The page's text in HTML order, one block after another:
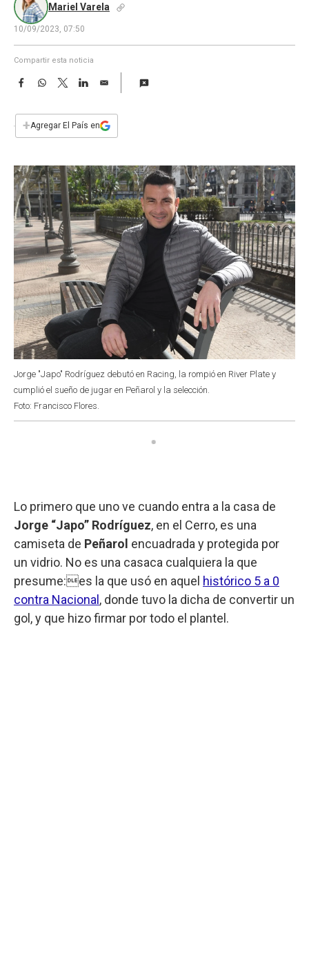
Mariel Varela
10/09/2023, 07:50
Compartir esta noticia
F
e
b
k
W
s
p
T
w
t
L
n
E
i
l
+Agregar El País en
Jorge "Japo" Rodríguez debutó en Racing, la rompió en River Plate y
cumplió el sueño de jugar en Peñarol y la selección.
Foto: Francisco Flores.
Lo primero que uno ve cuando entra a la casa de
Jorge “Japo” Rodríguez, en el Cerro, es una
camiseta de Peñarol encuadrada y protegida por
un vidrio. No es una casaca cualquiera la que
presume:es la que usó en aquel histórico 5 a 0
contra Nacional , donde tuvo la dicha de convertir un
gol, y que hizo firmar por todo el plantel.